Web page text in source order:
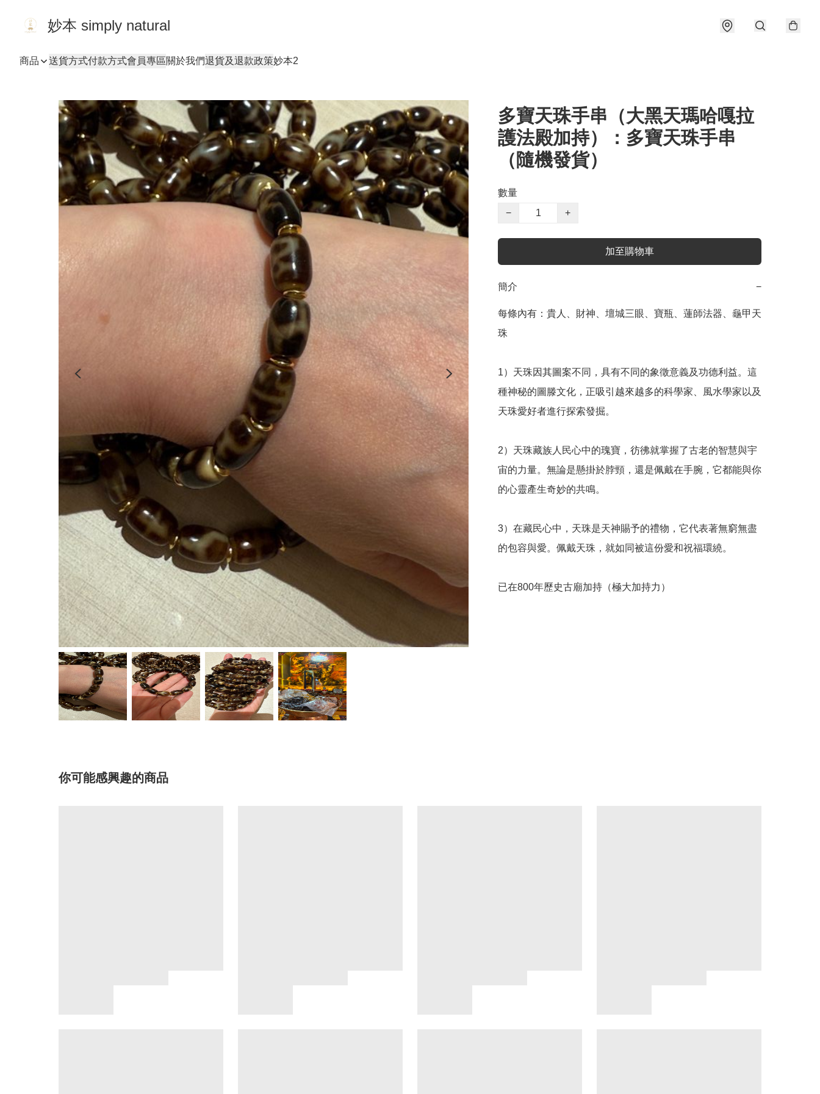
妙本 simply natural
商品 送貨方式付款方式會員專區關於我們退貨及退款政策妙本2
多寶天珠手串（大黑天瑪哈嘎拉
護法殿加持）：多寶天珠手串
（隨機發貨）
數量
−
+
加至購物車
簡介 −
每條內有：貴人、財神、壇城三眼、寶瓶、蓮師法器、龜甲天
珠
1）天珠因其圖案不同，具有不同的象徵意義及功德利益。這
種神秘的圖滕文化，正吸引越來越多的科學家、風水學家以及
天珠愛好者進行探索發掘。
2）天珠藏族人民心中的瑰寶，彷彿就掌握了古老的智慧與宇
宙的力量。無論是懸掛於脖頸，還是佩戴在手腕，它都能與你
的心靈產生奇妙的共鳴。
3）在藏民心中，天珠是天神賜予的禮物，它代表著無窮無盡
的包容與愛。佩戴天珠，就如同被這份愛和祝福環繞。
你可能感興趣的商品